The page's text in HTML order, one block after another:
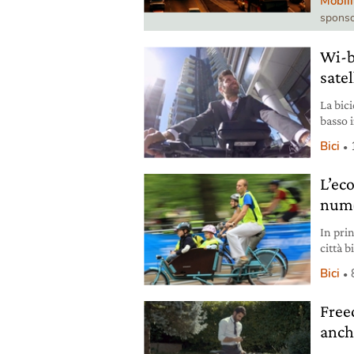
Wi-
La
basso
dei
Bici
In
città
e
un
Bici